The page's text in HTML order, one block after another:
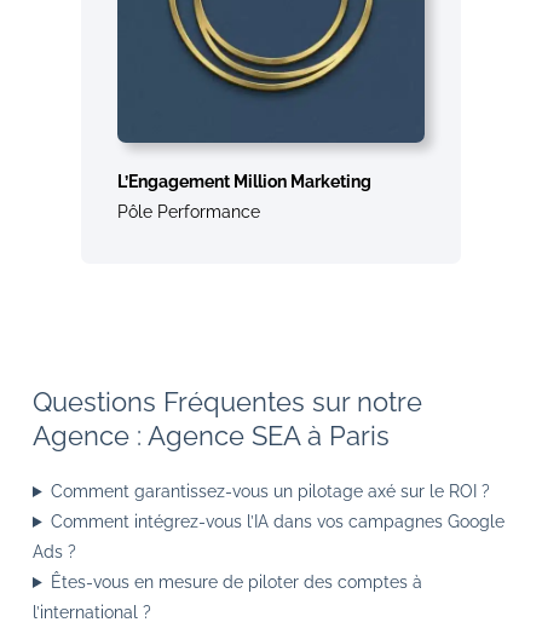
L’Engagement Million Marketing
Pôle Performance
Questions Fréquentes sur notre
Agence : Agence SEA à Paris
Comment garantissez-vous un pilotage axé sur le ROI ?
Comment intégrez-vous l’IA dans vos campagnes Google
Ads ?
Êtes-vous en mesure de piloter des comptes à
l’international ?